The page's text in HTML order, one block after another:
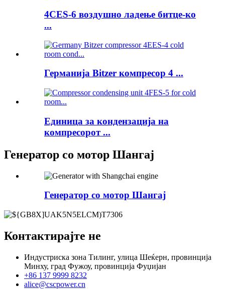
4CES-6 воздушно ладење битце-ко
...
Германија Bitzer компресор 4 ...
Единица за кондензација на
компресорот ...
Генератор со мотор Шангај
Генератор со мотор Шангај
Контактирајте не
Индустриска зона Тилинг, улица Шеќерн, провинција
Минху, град Фужоу, провинција Фуџијан
+86 137 9999 8232
alice@cscpower.cn